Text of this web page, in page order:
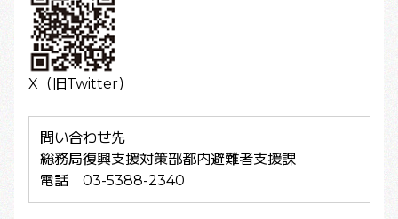
X（旧Twitter）
問い合わせ先
総務局復興支援対策部都内避難者支援課
電話 03-5388-2340